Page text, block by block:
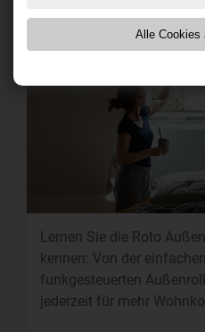
Lernen Sie die Roto
kennen: Von der
funkgesteuerten
jederzeit für mehr
Alle Cookies